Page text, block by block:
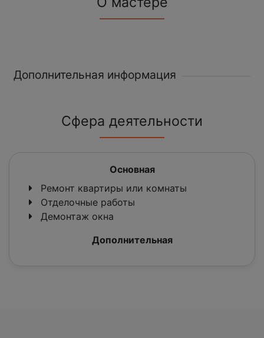
Дополнительная информация
Сфера деятельности
Основная
Ремонт квартиры или комнаты
Отделочные работы
Демонтаж окна
Дополнительная